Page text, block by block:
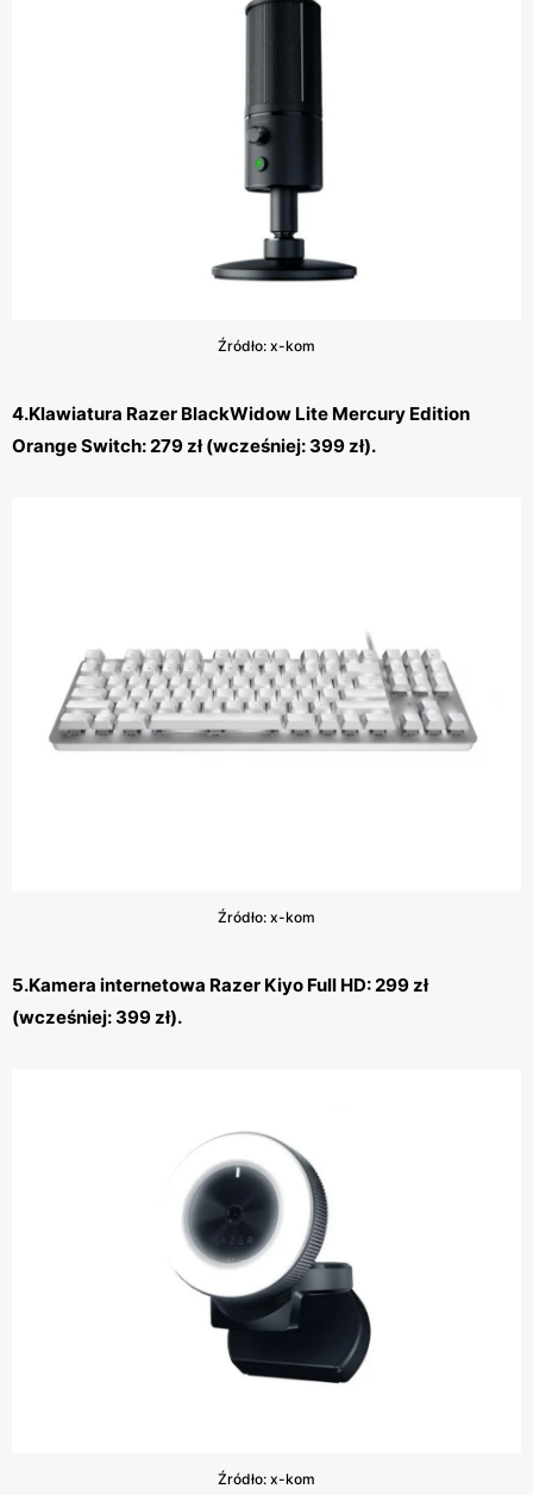
Źródło: x-kom
4.Klawiatura Razer BlackWidow Lite Mercury Edition
Orange Switch: 279 zł (wcześniej: 399 zł).
Źródło: x-kom
5.Kamera internetowa Razer Kiyo Full HD: 299 zł
(wcześniej: 399 zł).
Źródło: x-kom